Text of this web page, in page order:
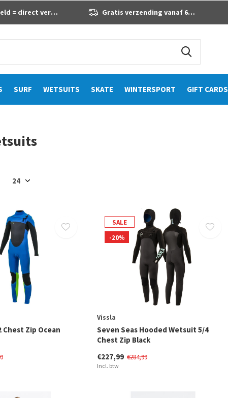
SURF WETSUITS SKATE WINTERSPORT GIFT CARDS
direct verzonden Gratis verzending vanaf 60 euro
Chest Zip Ocean
SALE
-20%
Vissla
Seven Seas Hooded Wetsuit 5/4
Chest Zip Black
€227,99 €284,99
Incl. btw